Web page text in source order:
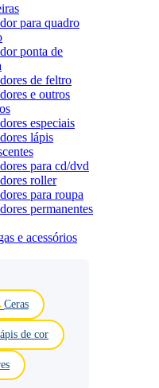
para quadro
ponta de
de feltro
e outros
especiais
lápis
para cd/dvd
roller
para roupa
permanentes
e acessórios
Ceras
de cor